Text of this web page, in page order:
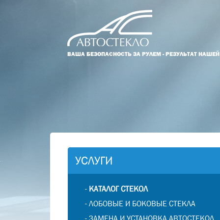
ВАША БЕЗОПАСНОСТЬ ЗА РУЛЕМ - РЕЗУЛЬТАТ
УСЛУГИ
- КАТАЛОГ СТЕКОЛ
-ЛОБОВЫЕ И БОКОВЫЕ СТЕКЛА